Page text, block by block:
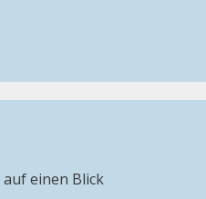
auf einen Blick